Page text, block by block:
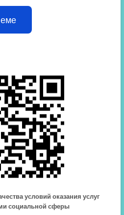
условий оказания услуг
социальной сферы